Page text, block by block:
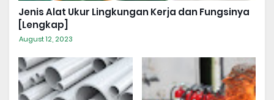
Jenis Alat Ukur Lingkungan Kerja dan Fungsinya
[Lengkap]
August 12, 2023